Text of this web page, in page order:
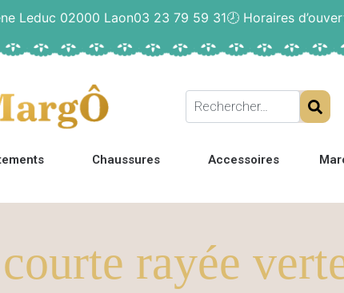
Leduc 02000 Laon03 23 79 59 31🕗 Horaires
Chaussures Accessoires
rayée